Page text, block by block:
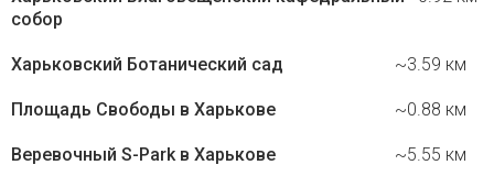
собор
Харьковский Ботанический сад ~3.59 км
Площадь Свободы в Харькове ~0.88 км
Веревочный S-Park в Харькове ~5.55 км